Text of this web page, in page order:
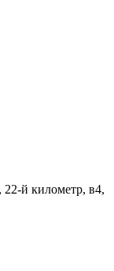
й километр, в4,